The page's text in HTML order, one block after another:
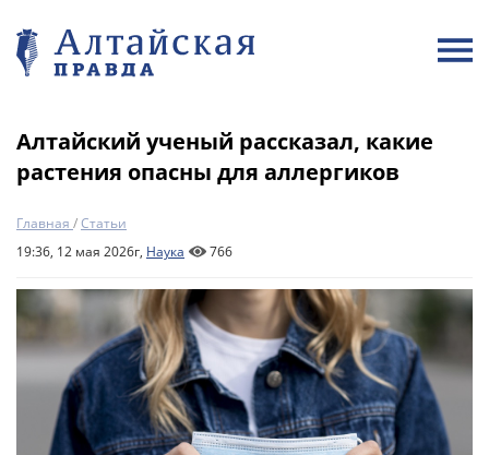
Алтайский ученый рассказал, какие
растения опасны для аллергиков
Главная /Статьи
19:36, 12 мая 2026г, Наука 766